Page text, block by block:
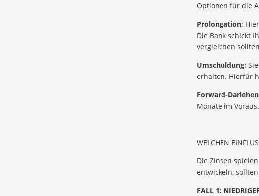
Optionen für die
Prolongation:
Die Bank schickt
vergleichen
Umschuldung:
erhalten. Hierfür
Forward-
Monate im
WELCHEN
Die Zinsen
entwickeln,
FALL 1: